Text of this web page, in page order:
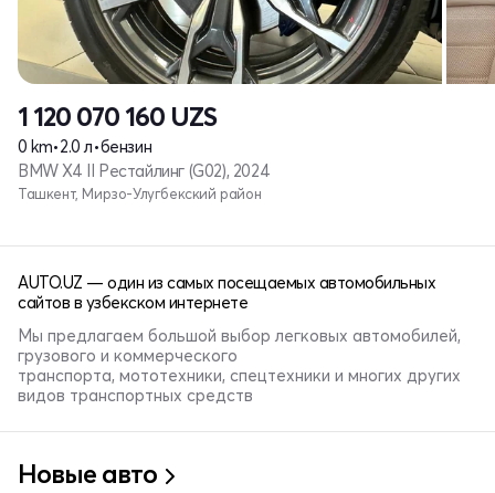
1 120 070 160 UZS
0 km•2.0 л•бензин
BMW X4 II Рестайлинг (G02), 2024
Ташкент, Мирзо-Улугбекский район
AUTO.UZ — один из самых посещаемых автомобильных
сайтов в узбекском интернете
Мы предлагаем большой выбор легковых автомобилей,
грузового и коммерческого
транспорта, мототехники, спецтехники и многих других
видов транспортных средств
Новые авто